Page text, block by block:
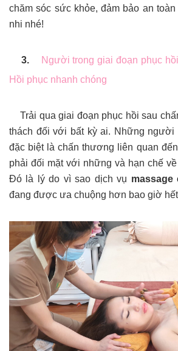
chăm sóc sức khỏe, đảm bảo an
nhi nhé!
3.
Người trong giai đoạn phục
Hồi phục nhanh chóng
Trải qua giai đoạn phục hồi sau
thách đối với bất kỳ ai. Những người
đặc biệt là chấn thương liên quan
phải đối mặt với những và hạn chế
Đó là lý do vì sao dịch vụ
đang được ưa chuộng hơn bao giờ